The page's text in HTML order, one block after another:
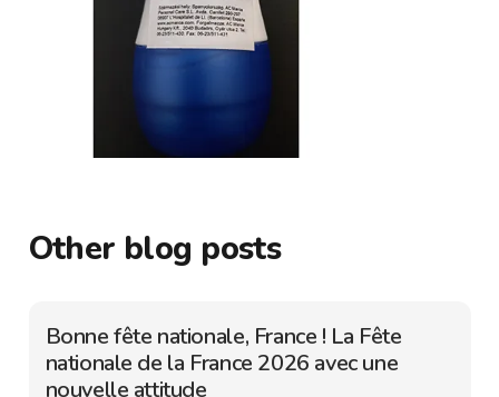
Other blog posts
Bonne fête nationale, France ! La Fête
nationale de la France 2026 avec une
nouvelle attitude